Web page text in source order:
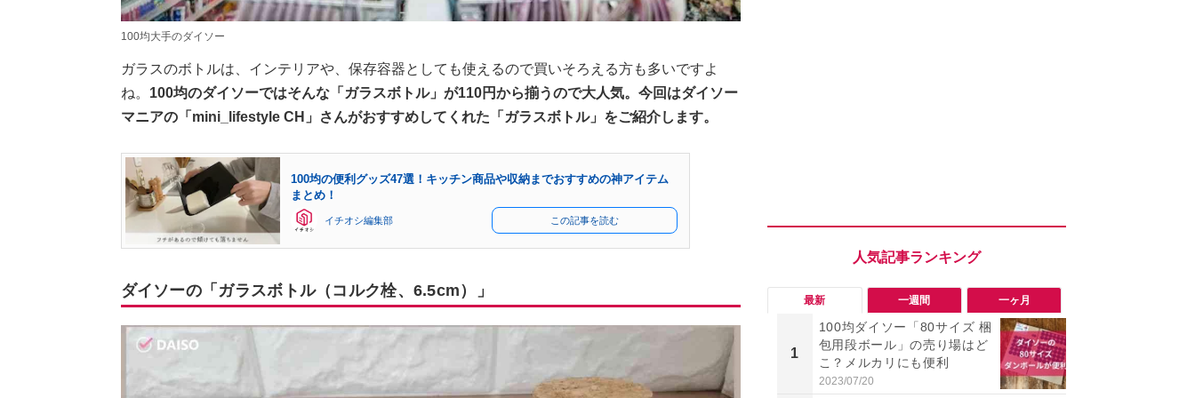
100均大手のダイソー
ガラスのボトルは、インテリアや、保存容器としても使えるので買いそろえる方も多いですよ
ね。 100均のダイソーではそんな「ガラスボトル」が110円から揃うので大人気。今回はダイソー
マニアの「mini_lifestyle CH」さんがおすすめしてくれた「ガラスボトル」をご紹介します。
100均の便利グッズ47選！キッチン商品や収納までおすすめの神アイテム
まとめ！
イチオシ編集部 この記事を読む
ダイソーの「ガラスボトル（コルク栓、6.5cm）」
最新 一週間 一ヶ月
1
100均ダイソー「80サイズ 梱
包用段ボール」の売り場はど
こ？メルカリにも便利
2023/07/20